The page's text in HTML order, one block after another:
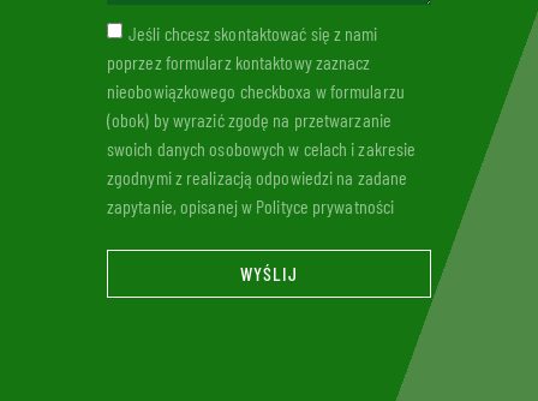
Jeśli chcesz skontaktować się z nami
poprzez formularz kontaktowy zaznacz
nieobowiązkowego checkboxa w formularzu
(obok) by wyrazić zgodę na przetwarzanie
swoich danych osobowych w celach i zakresie
zgodnymi z realizacją odpowiedzi na zadane
zapytanie, opisanej w Polityce prywatności
WYŚLIJ